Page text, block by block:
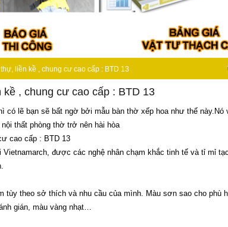
liền kề , chung cư cao cấp : BTD 13
, chung cư cao cấp : BTD 13
có lẽ bạn sẽ bất ngờ bởi mẫu bàn thờ xếp hoa như thế này.Nó
thất phòng thờ trở nên hài hòa
cao cấp : BTD 13
được các nghệ nhân chạm khắc tinh tế và tỉ mỉ
tùy theo sở thích và nhu cầu của mình. Màu sơn sao cho phù
gián, màu vàng nhạt…